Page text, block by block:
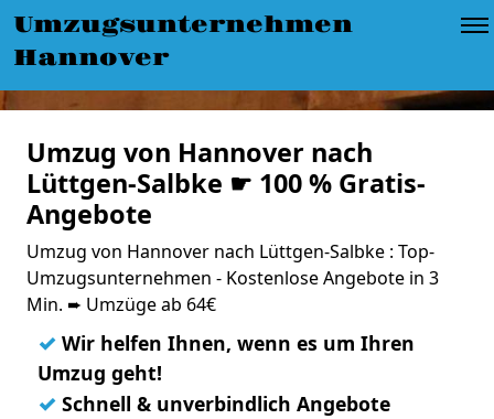
Umzugsunternehmen
Hannover
Umzug von Hannover nach
Lüttgen-Salbke ☛ 100 % Gratis-
Angebote
Umzug von Hannover nach Lüttgen-Salbke : Top-
Umzugsunternehmen - Kostenlose Angebote in 3
Min. ➨ Umzüge ab 64€
✓ Wir helfen Ihnen, wenn es um Ihren
Umzug geht!
✓ Schnell & unverbindlich Angebote